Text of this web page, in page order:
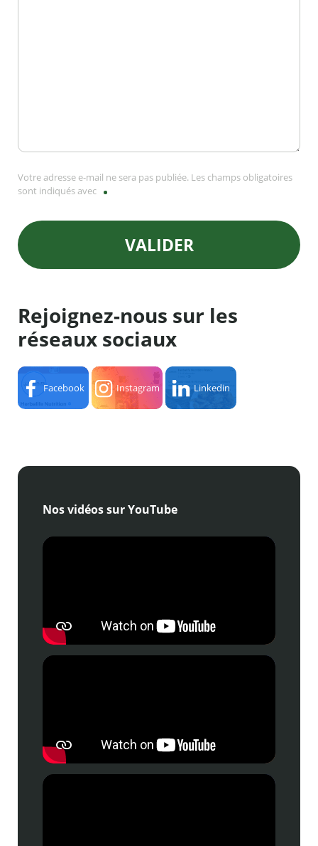
Votre adresse e-mail ne sera pas publiée. Les champs obligatoires
sont indiqués avec
VALIDER
Rejoignez-nous sur les
réseaux sociaux
Facebook Instagram Linkedin
Nos vidéos sur YouTube